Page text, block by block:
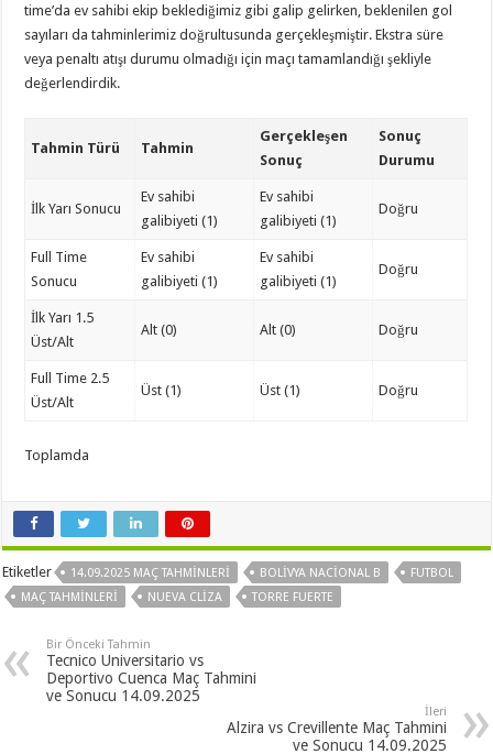
time’da ev sahibi ekip beklediğimiz gibi galip gelirken, beklenilen gol
sayıları da tahminlerimiz doğrultusunda gerçekleşmiştir. Ekstra süre
veya penaltı atışı durumu olmadığı için maçı tamamlandığı şekliyle
değerlendirdik.
Tahmin Türü Tahmin
Gerçekleşen
Sonuç
Sonuç
Durumu
İlk Yarı Sonucu
Ev sahibi
galibiyeti (1)
Ev sahibi
galibiyeti (1)
Doğru
Full Time
Sonucu
Ev sahibi
galibiyeti (1)
Ev sahibi
galibiyeti (1)
Doğru
İlk Yarı 1.5
Üst/Alt
Alt (0) Alt (0) Doğru
Full Time 2.5
Üst/Alt
Üst (1) Üst (1) Doğru
Toplamda
Etiketler 14.09.2025 MAÇ TAHMINLERI BOLIVYA NACIONAL B
FUTBOL
MAÇ TAHMINLERI
NUEVA CLIZA TORRE FUERTE
Bir Önceki Tahmin
Tecnico Universitario vs
Deportivo Cuenca Maç Tahmini
ve Sonucu 14.09.2025
İleri
Alzira vs Crevillente Maç Tahmini
ve Sonucu 14.09.2025